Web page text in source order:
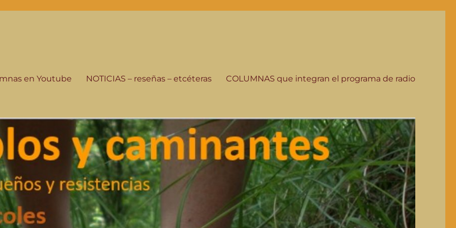
en Youtube NOTICIAS – reseñas – etcéteras COLUMNAS que integran el programa de radio